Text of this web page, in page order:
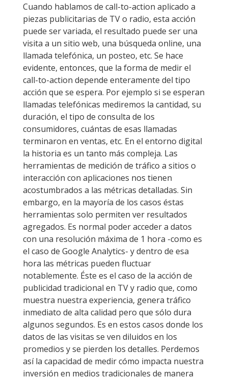
Cuando hablamos de call-to-action aplicado a
piezas publicitarias de TV o radio, esta acción
puede ser variada, el resultado puede ser una
visita a un sitio web, una búsqueda online, una
llamada telefónica, un posteo, etc. Se hace
evidente, entonces, que la forma de medir el
call-to-action depende enteramente del tipo
acción que se espera. Por ejemplo si se esperan
llamadas telefónicas mediremos la cantidad, su
duración, el tipo de consulta de los
consumidores, cuántas de esas llamadas
terminaron en ventas, etc. En el entorno digital
la historia es un tanto más compleja. Las
herramientas de medición de tráfico a sitios o
interacción con aplicaciones nos tienen
acostumbrados a las métricas detalladas. Sin
embargo, en la mayoría de los casos éstas
herramientas solo permiten ver resultados
agregados. Es normal poder acceder a datos
con una resolución máxima de 1 hora -como es
el caso de Google Analytics- y dentro de esa
hora las métricas pueden fluctuar
notablemente. Éste es el caso de la acción de
publicidad tradicional en TV y radio que, como
muestra nuestra experiencia, genera tráfico
inmediato de alta calidad pero que sólo dura
algunos segundos. Es en estos casos donde los
datos de las visitas se ven diluidos en los
promedios y se pierden los detalles. Perdemos
así la capacidad de medir cómo impacta nuestra
inversión en medios tradicionales de manera